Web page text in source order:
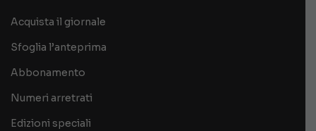
Acquista il giornale
Sfoglia l’anteprima
Abbonamento
Numeri arretrati
Edizioni speciali